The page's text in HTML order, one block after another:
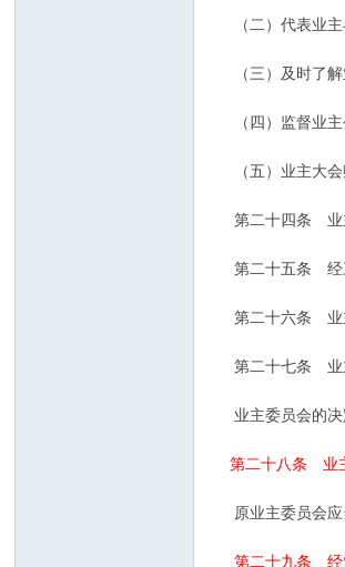
（二）代表业主
（三）及时了解
（四）监督业主
（五）业主大会
第二十四条 业
第二十五条 经三
第二十六条 业
第二十七条 业
业主委员会的决
第二十八条 业主
原业主委员会应
第二十九条 经业